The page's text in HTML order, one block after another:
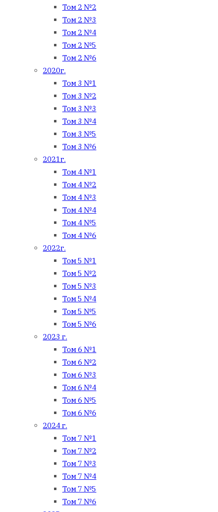
Том 2 №2
Том 2 №3
Том 2 №4
Том 2 №5
Том 2 №6
2020г.
Том 3 №1
Том 3 №2
Том 3 №3
Том 3 №4
Том 3 №5
Том 3 №6
2021г.
Том 4 №1
Том 4 №2
Том 4 №3
Том 4 №4
Том 4 №5
Том 4 №6
2022г.
Том 5 №1
Том 5 №2
Том 5 №3
Том 5 №4
Том 5 №5
Том 5 №6
2023 г.
Том 6 №1
Том 6 №2
Том 6 №3
Том 6 №4
Том 6 №5
Том 6 №6
2024 г.
Том 7 №1
Том 7 №2
Том 7 №3
Том 7 №4
Том 7 №5
Том 7 №6